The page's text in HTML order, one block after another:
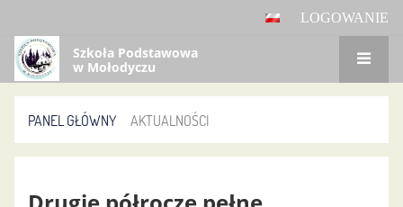
LOGOWANIE
Szkoła Podstawowa
w Mołodyczu
PANEL GŁÓWNY AKTUALNOŚCI